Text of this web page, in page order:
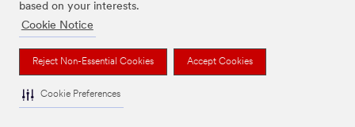
based on your interests.
Cookie Notice
Reject Non-Essential Cookies Accept Cookies
Cookie Preferences